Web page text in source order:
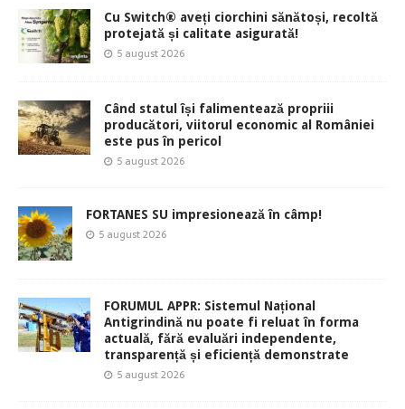
Cu Switch® aveți ciorchini sănătoși, recoltă
protejată și calitate asigurată!
5 august 2026
Când statul își falimentează propriii
producători, viitorul economic al României
este pus în pericol
5 august 2026
FORTANES SU impresionează în câmp!
5 august 2026
FORUMUL APPR: Sistemul Național
Antigrindină nu poate fi reluat în forma
actuală, fără evaluări independente,
transparență și eficiență demonstrate
5 august 2026